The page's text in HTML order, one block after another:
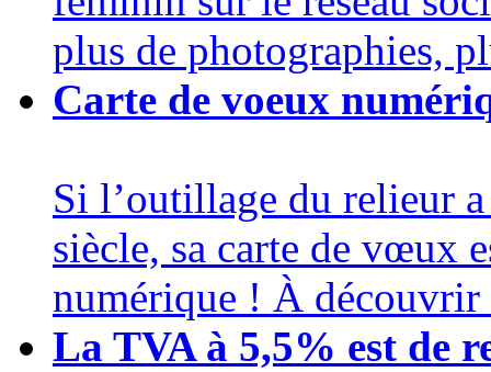
plus de photographies,
Carte de voeux
Si l’outillage du relieur
siècle, sa carte de vœux
numérique ! À
La TVA à 5,5% est de